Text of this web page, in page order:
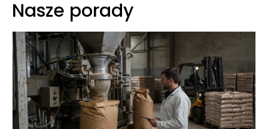
Nasze porady